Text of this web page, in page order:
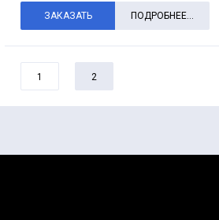
ЗАКАЗАТЬ ПОДРОБНЕЕ...
1 2